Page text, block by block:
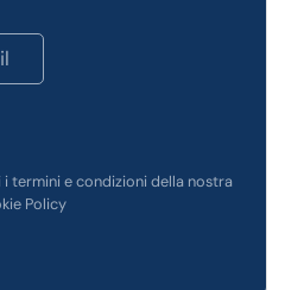
termini e condizioni della nostra
Policy